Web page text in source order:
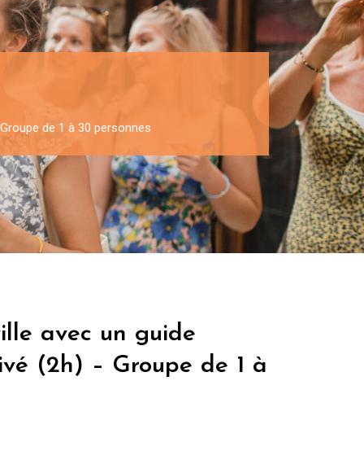
de 1 à 30 personnes
avec un guide
(2h) – Groupe de 1 à